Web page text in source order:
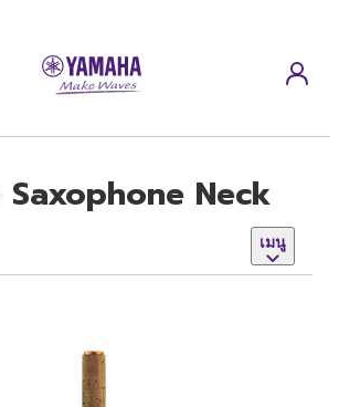
Neck
เมนู